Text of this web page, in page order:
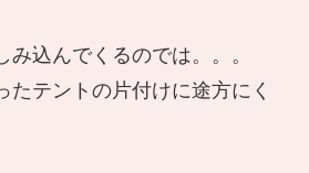
み込んでくるのでは。。。
たテントの片付けに途方にく